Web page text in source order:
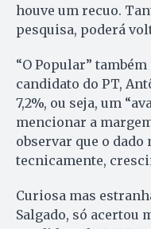
houve um recuo.
pesquisa, poderá
“O Popular”
candidato do PT,
7,2%, ou seja, um
mencionar a
observar que o
tecnicamente,
Curiosa mas
Salgado, só acertou